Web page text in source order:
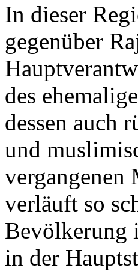
In dieser
gegenüber
des
dessen auch
und
vergangenen
verläuft so
Bevölkerung
in der